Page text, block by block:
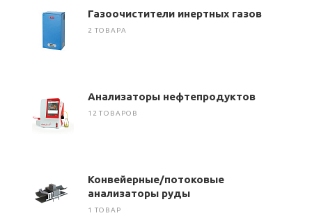
Газоочистители инертных газов
2 ТОВАРА
Анализаторы нефтепродуктов
12 ТОВАРОВ
Конвейерные/потоковые
анализаторы руды
1 ТОВАР